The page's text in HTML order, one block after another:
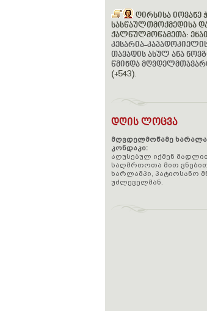
ღირსისა იოვანე
სასწაულთმოქმედისა
ქალწულმოწამეთა:
კესარია-
თავადის ასულ ანა
წმინდა
(+543).
დღის ლოცვა
მღვდელმოწამე
კონდაკი:
აღუსებულ იქმენ
საღმრთოთა მით
ხარლამპი, პატიოსანო
უძლეველმან.